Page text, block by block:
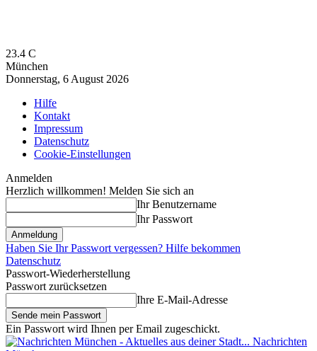
23.4 C
München
Donnerstag, 6 August 2026
Hilfe
Kontakt
Impressum
Datenschutz
Cookie-Einstellungen
Anmelden
Herzlich willkommen! Melden Sie sich an
Ihr Benutzername
Ihr Passwort
Haben Sie Ihr Passwort vergessen? Hilfe bekommen
Datenschutz
Passwort-Wiederherstellung
Passwort zurücksetzen
Ihre E-Mail-Adresse
Ein Passwort wird Ihnen per Email zugeschickt.
Nachrichten